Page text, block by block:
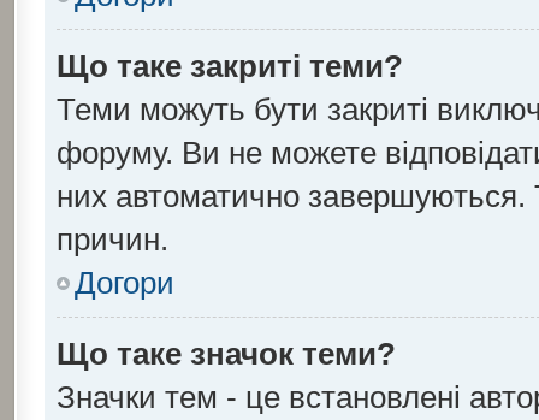
Що таке закриті теми?
Теми можуть бути закриті
форуму. Ви не можете
них автоматично завершуються.
причин.
Догори
Що таке значок теми?
Значки тем - це встановлені